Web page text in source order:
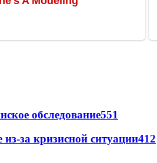
обследование551
за кризисной ситуации412